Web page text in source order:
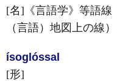
[名] 《言語学》 等語線
（言語）地図上の線）
ísoglóssal
[形]